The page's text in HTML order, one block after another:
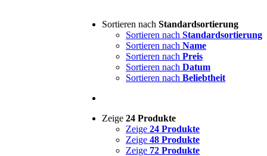
Sortieren nach Standardsortierung
Sortieren nach Standardsortierung
Sortieren nach Name
Sortieren nach Preis
Sortieren nach Datum
Sortieren nach Beliebtheit
Zeige 24 Produkte
Zeige 24 Produkte
Zeige 48 Produkte
Zeige 72 Produkte